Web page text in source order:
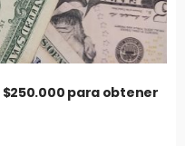
$250.000 para obtener